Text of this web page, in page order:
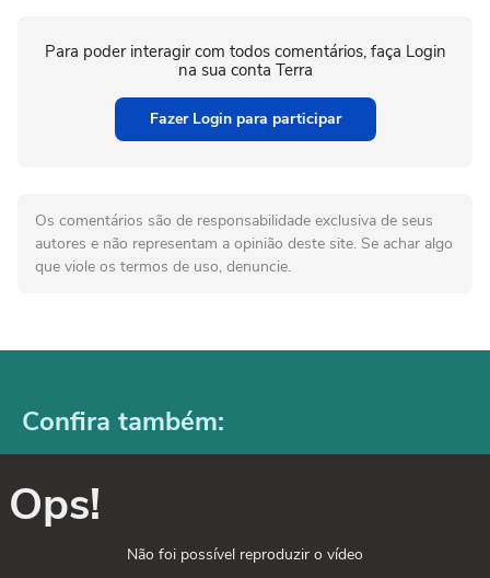
Para poder interagir com todos comentários, faça Login
na sua conta Terra
Fazer Login para participar
Os comentários são de responsabilidade exclusiva de seus
autores e não representam a opinião deste site. Se achar algo
que viole os termos de uso, denuncie.
Confira também:
Ops!
Não foi possível reproduzir o vídeo